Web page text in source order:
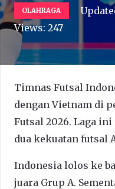
OLAHRAGA
Views: 247
Timnas Futsal
dengan Vietnam di
Futsal 2026. Laga
dua kekuatan futsal
Indonesia lolos ke
juara Grup A.